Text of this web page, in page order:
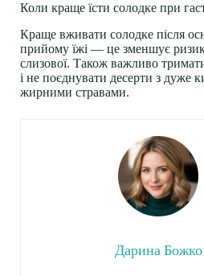
Коли краще їсти солодке при
Краще вживати солодке після
прийому їжі — це зменшує
слизової. Також важливо
і не поєднувати десерти з дуже
жирними стравами.
Дарина Божко